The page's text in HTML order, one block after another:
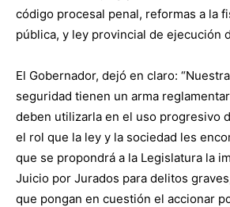
código procesal penal, reformas a la
pública, y ley provincial de ejecución
El Gobernador, dejó en claro:
seguridad tienen un arma
deben utilizarla en el uso progresivo
el rol que la ley y la sociedad les
que se propondrá a la Legislatura la
Juicio por Jurados para delitos
que pongan en cuestión el accionar